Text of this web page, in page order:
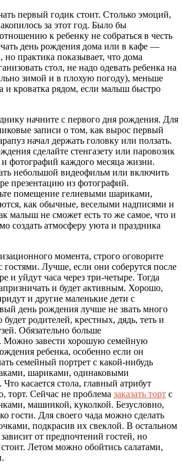
первый годик стоит. Столько эмоций,
за этот год. Было бы
к ребенку не собраться в честь
день рождения дома или в кафе —
но практика показывает, что дома
стол, не надо одевать ребенка на
зимой и в плохую погоду), меньше
и кроватка рядом, если малыш быстро
начните с первого дня рождения. Для
записи о том, как вырос первый
начал держать головку или ползать.
сделайте стенгазету или паровозик
фотографий каждого месяца жизни.
небольшой видеофильм или включить
презентацию из фотографий.
помещение гелиевыми шариками,
как обычные, веселыми надписями и
малыш не сможет есть то же самое, что и
создать атмосферу уюта и праздника
момента, строго оговорите
Лучше, если они соберутся после
и уйдут часа через три-четыре. Тогда
и будет активным. Хорошо,
и другие маленькие дети с
день рождения лучше не звать много
будет родителей, крестных, дядь, теть и
Обязательно больше
Можно завести хорошую семейную
ребенка, особенно если он
семейный портрет с какой-нибудь
шариками, одинаковыми
касается стола, главный атрибут
торт. Сейчас не проблема заказать торт с
машинкой, куколкой. Безусловно,
гости. Для своего чада можно сделать
подкрасив их свеклой. В остальном
от предпочтений гостей, но
Летом можно обойтись салатами,